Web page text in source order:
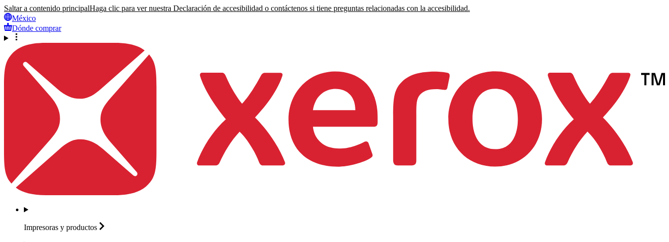
Saltar a contenido principalHaga clic para ver nuestra Declaración de accesibilidad o contáctenos si tiene preguntas relacionadas con la accesibilidad.
México
Dónde comprar
Impresoras y productos